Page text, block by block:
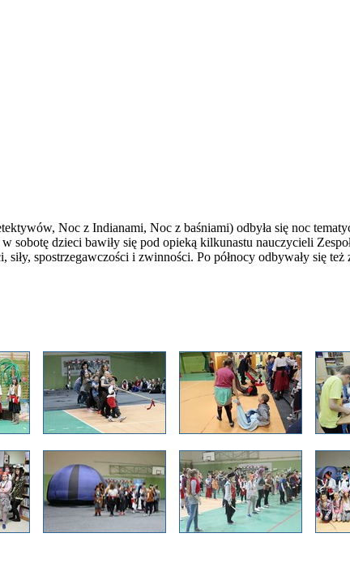
Noc z Indianami, Noc z baśniami) odbyła się noc
dzieci bawiły się pod opieką kilkunastu nauczycieli
spostrzegawczości i zwinności. Po północy odbywały się